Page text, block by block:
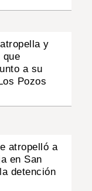
y
que
a su
Pozos
atropelló a
en San
detención